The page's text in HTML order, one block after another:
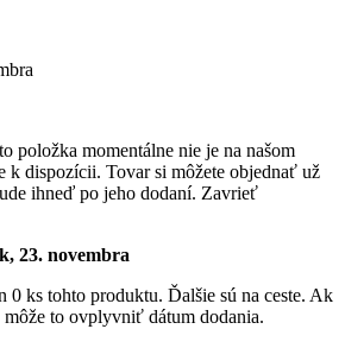
položka momentálne nie je na našom
k dispozícii. Tovar si môžete objednať už
ihneď po jeho dodaní. Zavrieť
23. novembra
0 ks tohto produktu. Ďalšie sú na ceste. Ak
môže to ovplyvniť dátum dodania.